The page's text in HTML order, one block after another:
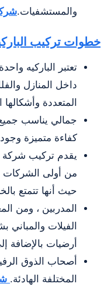
والمستشفيات.
خطوات تركيب
تعتبر الباركيه
داخل المنازل
المتعددة
جمالي يناسب جميع
كفاءة متميزة
يقدم تركيب شركة
من أولى الشركات
حيث أنها تتمتع
المدربين ، ومن
الفيلات
أرضيات بالإضافة
أصحاب الذوق
المختلفة الهادئة.